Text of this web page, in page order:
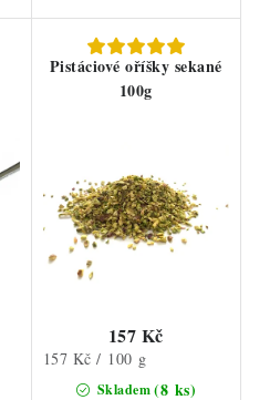
Pistáciové oříšky sekané
100g
Skladem(8 ks)
157 Kč
Měrná
157 Kč / 100 g